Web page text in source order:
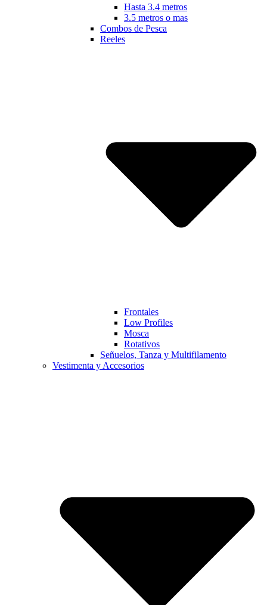
Hasta 3.4 metros
3.5 metros o mas
Combos de Pesca
Reeles
Frontales
Low Profiles
Mosca
Rotativos
Señuelos, Tanza y Multifilamento
Vestimenta y Accesorios